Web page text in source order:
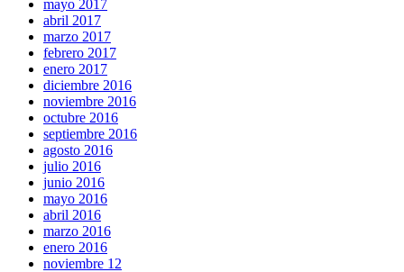
mayo 2017
abril 2017
marzo 2017
febrero 2017
enero 2017
diciembre 2016
noviembre 2016
octubre 2016
septiembre 2016
agosto 2016
julio 2016
junio 2016
mayo 2016
abril 2016
marzo 2016
enero 2016
noviembre 12